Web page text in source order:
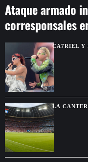
Ataque armado
corresponsales
WashingtonCA7RIEL Y
BOLETOS
LA
TERMINA